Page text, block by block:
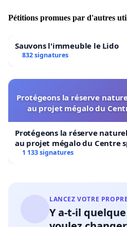
Pétitions promues par d'autres
Sauvons l'immeuble le Lido
832 signatures
Protégeons la réserve
au projet mégalo du
Protégeons la réserve
au projet mégalo du Centre
1 133 signatures
LANCEZ VOTRE
Y a-t-il